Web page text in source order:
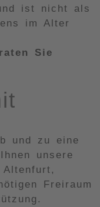
ist nicht als
im Alter
Sie
und zu eine
unsere
Altenfurt,
Freiraum